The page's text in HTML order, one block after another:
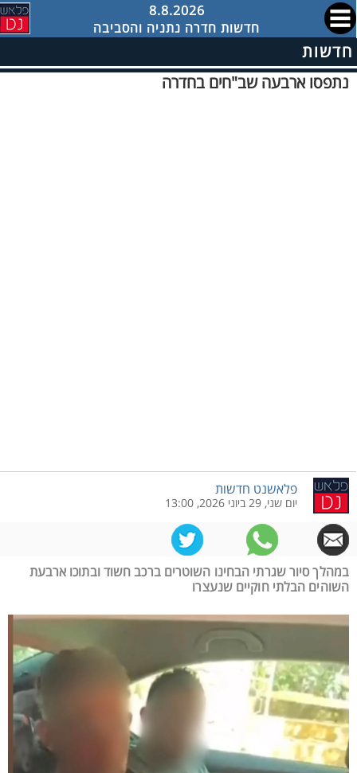
8.8.2026
חדשות חדרה נתניה והסביבה
חדשות
נתפסו ארבעה שב"חים בחדרה
פלאשנט חדשות
יום שני, 29 ביוני 2026, 13:00
במהלך סיור שגרתי הבחינו השוטרים ברכב חשוד ובתוכו ארבעת
השוהים הבלתי חוקיים שנעצרו